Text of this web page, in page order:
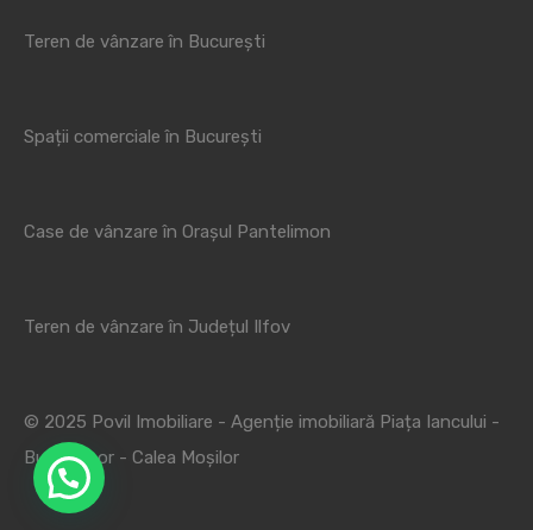
Teren de vânzare în București
Spații comerciale în București
Case de vânzare în Orașul Pantelimon
Teren de vânzare în Județul Ilfov
© 2025 Povil Imobiliare - Agenție imobiliară Piața Iancului -
Bucur Obor - Calea Moșilor